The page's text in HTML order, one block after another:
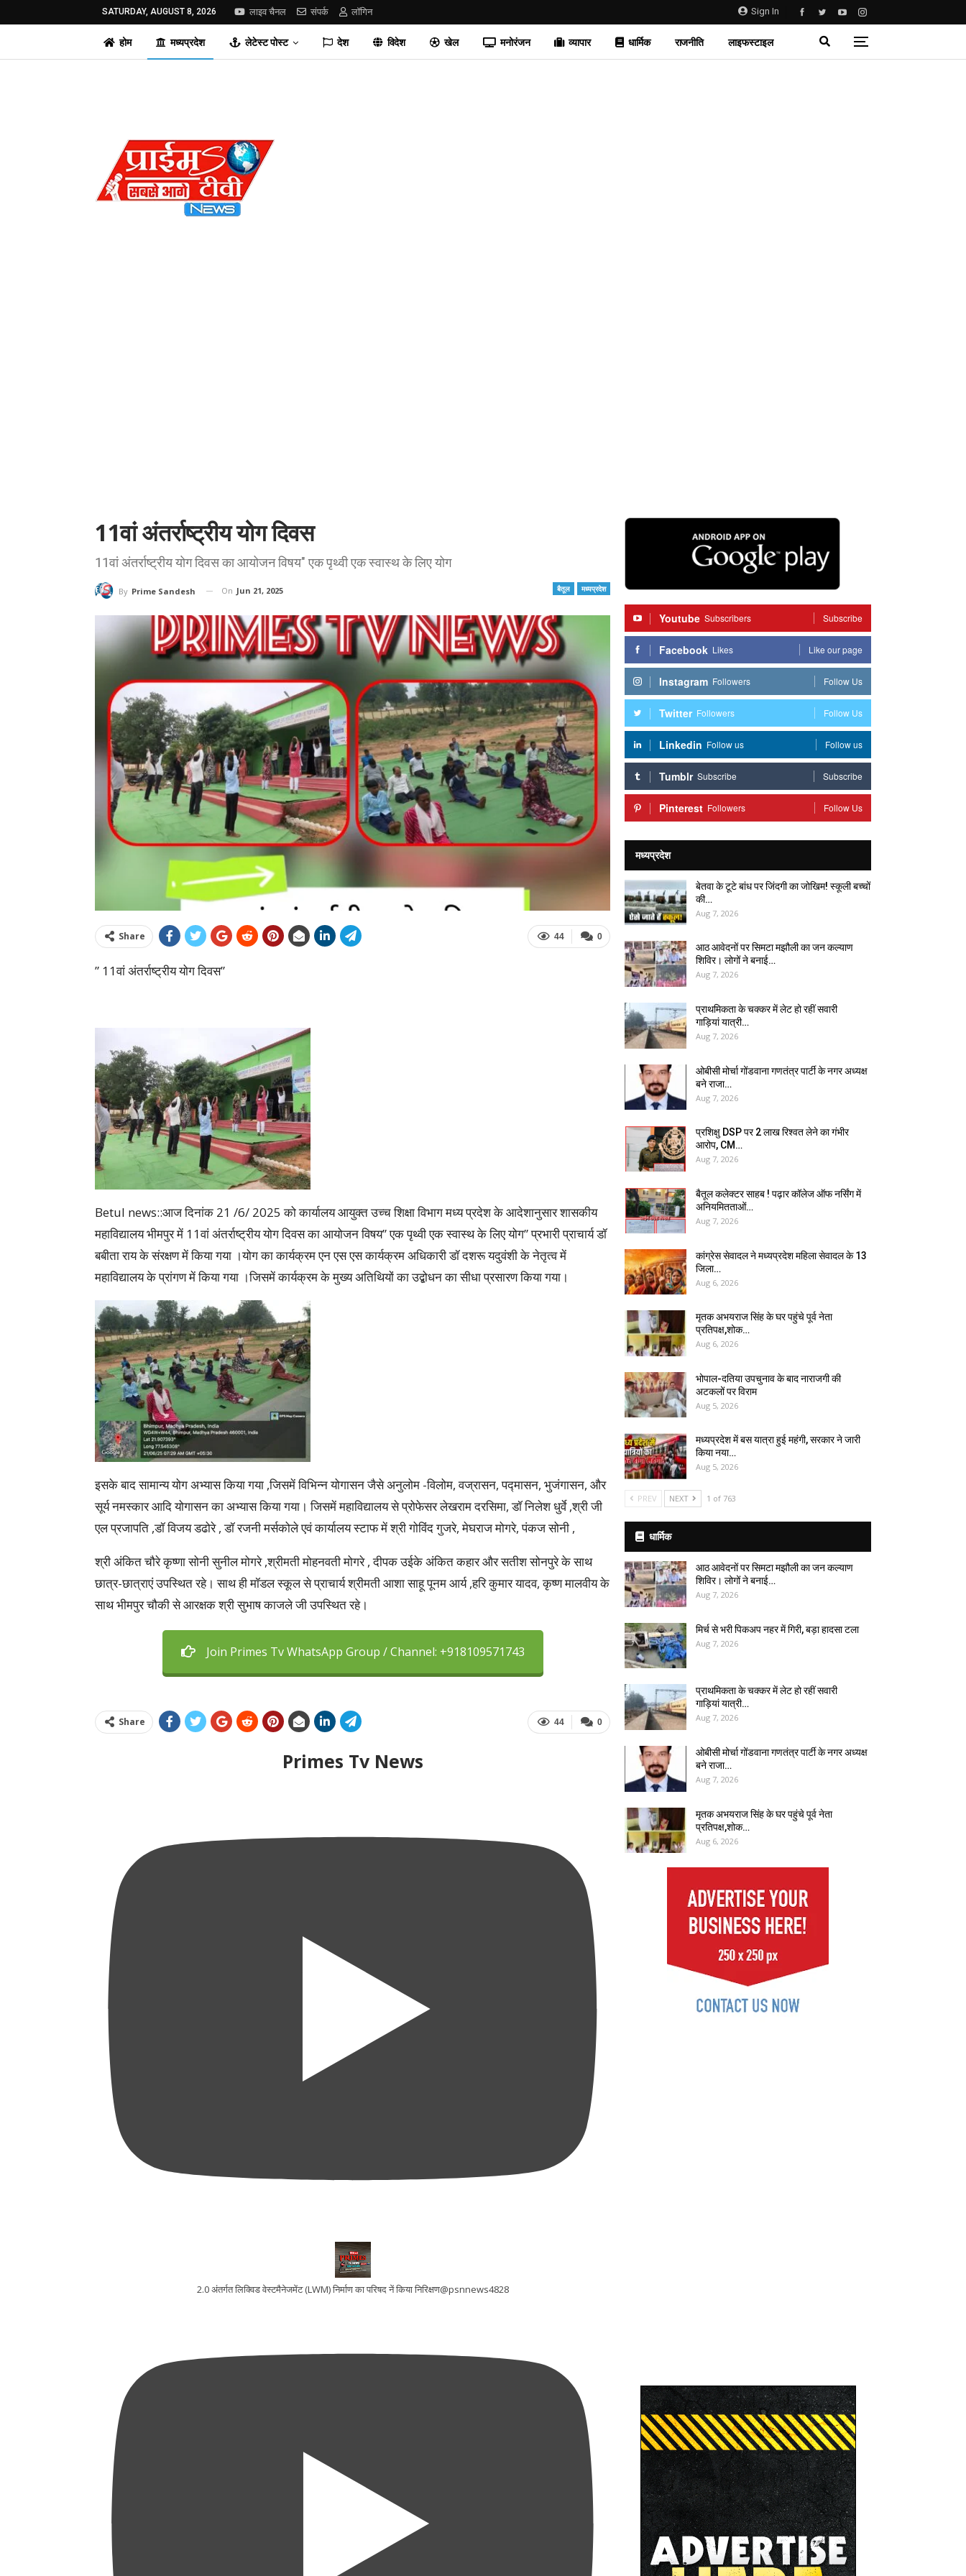
Sign In
SATURDAY, AUGUST 8, 2026 लाइव चैनल संपर्क लॉगिन
होम मध्यप्रदेश लेटेस्ट पोस्ट देश विदेश खेल मनोरंजन व्यापार धार्मिक राजनीति लाइफस्टाइल
11वां अंतर्राष्ट्रीय योग दिवस
11वां अंतर्राष्ट्रीय योग दिवस का आयोजन विषय" एक पृथ्वी एक स्वास्थ के लिए योग
बैतूल मध्यप्रदेश
By Prime Sandesh On Jun 21, 2025
0
44
Share
” 11वां अंतर्राष्ट्रीय योग दिवस”
Betul news::आज दिनांक 21 /6/ 2025 को कार्यालय आयुक्त उच्च शिक्षा विभाग मध्य प्रदेश के आदेशानुसार शासकीय
महाविद्यालय भीमपुर में 11वां अंतर्राष्ट्रीय योग दिवस का आयोजन विषय” एक पृथ्वी एक स्वास्थ के लिए योग” प्रभारी प्राचार्य डॉ
बबीता राय के संरक्षण में किया गया ।योग का कार्यक्रम एन एस एस कार्यक्रम अधिकारी डॉ दशरू यदुवंशी के नेतृत्व में
महाविद्यालय के प्रांगण में किया गया ।जिसमें कार्यक्रम के मुख्य अतिथियों का उद्बोधन का सीधा प्रसारण किया गया।
इसके बाद सामान्य योग अभ्यास किया गया ,जिसमें विभिन्न योगासन जैसे अनुलोम -विलोम, वज्रासन, पद्मासन, भुजंगासन, और
सूर्य नमस्कार आदि योगासन का अभ्यास किया गया। जिसमें महाविद्यालय से प्रोफेसर लेखराम दरसिमा, डॉ निलेश धुर्वे ,श्री जी
एल प्रजापति ,डॉ विजय डढोरे , डॉ रजनी मर्सकोले एवं कार्यालय स्टाफ में श्री गोविंद गुजरे, मेघराज मोगरे, पंकज सोनी ,
श्री अंकित चौरे कृष्णा सोनी सुनील मोगरे ,श्रीमती मोहनवती मोगरे , दीपक उईके अंकित कहार और सतीश सोनपुरे के साथ
छात्र-छात्राएं उपस्थित रहे। साथ ही मॉडल स्कूल से प्राचार्य श्रीमती आशा साहू पूनम आर्य ,हरि कुमार यादव, कृष्ण मालवीय के
साथ भीमपुर चौकी से आरक्षक श्री सुभाष काजले जी उपस्थित रहे।
Join Primes Tv WhatsApp Group / Channel: +918109571743
0
44
Share
Primes Tv News
2.0 अंतर्गत लिक्विड वेस्टमैनेजमेंट (LWM) निर्माण का परिषद नें किया निरिक्षण@psnnews4828
Youtube Subscribers Subscribe
Facebook Likes Like our page
Instagram Followers Follow Us
Twitter Followers Follow Us
Linkedin Follow us Follow us
Tumblr Subscribe Subscribe
Pinterest Followers Follow Us
मध्यप्रदेश
बेतवा के टूटे बांध पर जिंदगी का जोखिम! स्कूली बच्चों
की…
Aug 7, 2026
आठ आवेदनों पर सिमटा मझौली का जन कल्याण
शिविर। लोगों ने बनाई…
Aug 7, 2026
प्राथमिकता के चक्कर में लेट हो रहीं सवारी
गाड़ियां यात्री…
Aug 7, 2026
ओबीसी मोर्चा गोंडवाना गणतंत्र पार्टी के नगर अध्यक्ष
बने राजा…
Aug 7, 2026
प्रशिक्षु DSP पर ₹2 लाख रिश्वत लेने का गंभीर
आरोप, CM…
Aug 7, 2026
बैतूल कलेक्टर साहब ! पढ़ार कॉलेज ऑफ नर्सिंग में
अनियमितताओं…
Aug 7, 2026
कांग्रेस सेवादल ने मध्यप्रदेश महिला सेवादल के 13
जिला…
Aug 6, 2026
मृतक अभयराज सिंह के घर पहुंचे पूर्व नेता
प्रतिपक्ष,शोक…
Aug 6, 2026
भोपाल-दतिया उपचुनाव के बाद नाराजगी की
अटकलों पर विराम
Aug 5, 2026
मध्यप्रदेश में बस यात्रा हुई महंगी, सरकार ने जारी
किया नया…
Aug 5, 2026
PREV NEXT 1 of 763
धार्मिक
आठ आवेदनों पर सिमटा मझौली का जन कल्याण
शिविर। लोगों ने बनाई…
Aug 7, 2026
मिर्च से भरी पिकअप नहर में गिरी, बड़ा हादसा टला
Aug 7, 2026
प्राथमिकता के चक्कर में लेट हो रहीं सवारी
गाड़ियां यात्री…
Aug 7, 2026
ओबीसी मोर्चा गोंडवाना गणतंत्र पार्टी के नगर अध्यक्ष
बने राजा…
Aug 7, 2026
मृतक अभयराज सिंह के घर पहुंचे पूर्व नेता
प्रतिपक्ष,शोक…
Aug 6, 2026